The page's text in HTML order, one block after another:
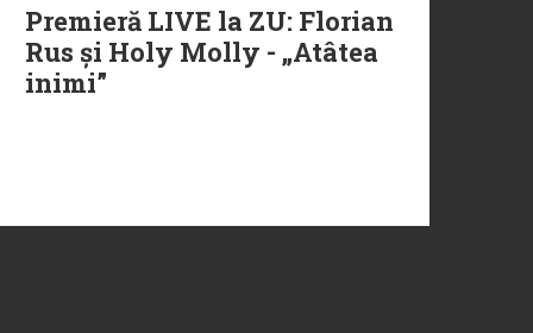
Premieră LIVE la ZU: Florian
Rus și Holy Molly - „Atâtea
inimi”